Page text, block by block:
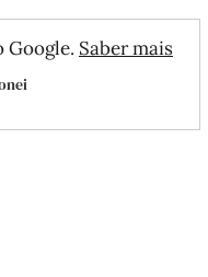
Google. Saber mais